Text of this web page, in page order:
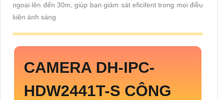
ngoại lên đến 30m, giúp bạn giám sát eficifent trong mọi điều
kiện ánh sáng
CAMERA DH-IPC-
HDW2441T-S CÔNG